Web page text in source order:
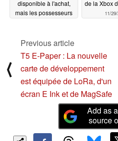
disponible à l'achat,
mais les possesseurs
cette offre de
12/03/2024
de la Xbox
11/
⟨
Previous article
T5 E-Paper : La nouvelle
carte de développement
est équipée de LoRa, d'un
écran E Ink et de MagSafe
Add as
source